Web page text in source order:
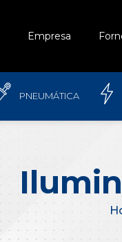
Empresa
PNEUMÁTICA